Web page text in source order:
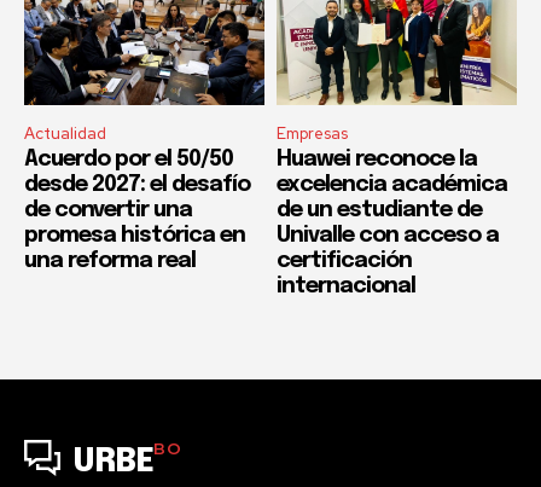
Actualidad
Acuerdo por el 50/50
desde 2027: el desafío
de convertir una
promesa histórica en
una reforma real
Empresas
Huawei reconoce la
excelencia académica
de un estudiante de
Univalle con acceso a
certificación
internacional
URBEBO